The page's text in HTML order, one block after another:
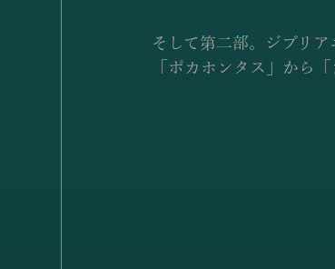
そして第二部。ジブリ
「ポカホンタス」から